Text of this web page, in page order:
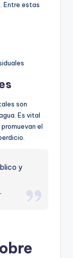
Entre estas
son
Es vital
el
y